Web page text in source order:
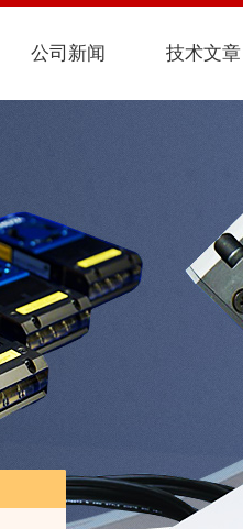
公司新闻 技术文章